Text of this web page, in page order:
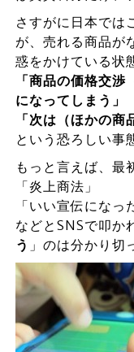
さすがに日本では
が、売れる商品が
惑をかけている状
「商品の価格交
になってしまう」
「次は（ほかの商
という恐ろしい事
もっと言えば、最
「炎上商法」
「いい宣伝になっ
などとSNSで叩か
う 」のは分かり切